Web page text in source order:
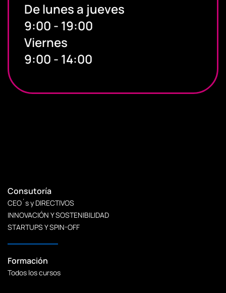
De lunes a jueves
9:00 - 19:00
Viernes
9:00 - 14:00
Consutoría
CEO´s y DIRECTIVOS
INNOVACIÓN Y SOSTENIBILIDAD
STARTUPS Y SPIN-OFF
Formación
Todos los cursos